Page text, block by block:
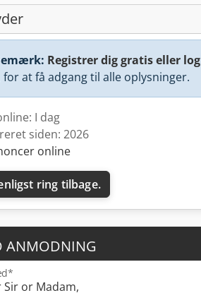
Registrer dig gratis eller log
for at få adgang til alle oplysninger.
I dag
siden: 2026
online
ring tilbage.
ANMODNING